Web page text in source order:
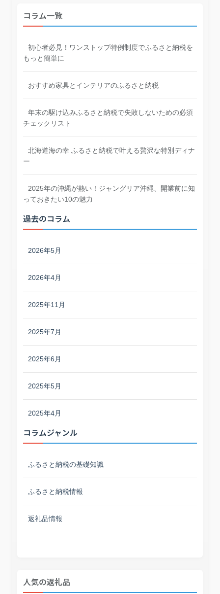
コラム一覧
初心者必見！ワンストップ特例制度でふるさと納税を
もっと簡単に
おすすめ家具とインテリアのふるさと納税
年末の駆け込みふるさと納税で失敗しないための必須
チェックリスト
北海道海の幸 ふるさと納税で叶える贅沢な特別ディナ
ー
2025年の沖縄が熱い！ジャングリア沖縄、開業前に知
っておきたい10の魅力
過去のコラム
2026年5月
2026年4月
2025年11月
2025年7月
2025年6月
2025年5月
2025年4月
コラムジャンル
ふるさと納税の基礎知識
ふるさと納税情報
返礼品情報
人気の返礼品